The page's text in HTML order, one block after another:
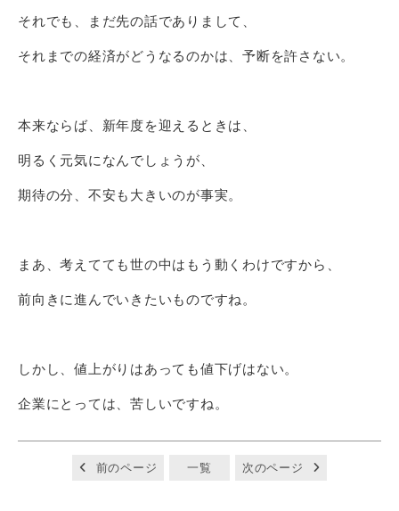
それでも、まだ先の話でありまして、
それまでの経済がどうなるのかは、予断を許さない。
本来ならば、新年度を迎えるときは、
明るく元気になんでしょうが、
期待の分、不安も大きいのが事実。
まあ、考えてても世の中はもう動くわけですから、
前向きに進んでいきたいものですね。
しかし、値上がりはあっても値下げはない。
企業にとっては、苦しいですね。
前のページ 一覧 次のページ